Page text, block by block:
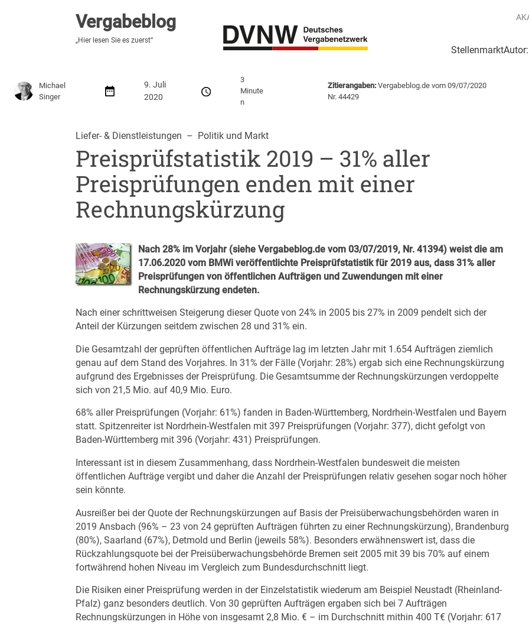
Vergabeblog
„Hier lesen Sie es zuerst“
Stellenmarkt
Vergabeblog
„Fundiert, praxisnah, kontrovers“
Michael
Singer
9. Juli
2020
3
Minute
n
Zitierangaben: Vergabeblog.de vom 09/07/2020
Nr. 44429
Liefer- & Dienstleistungen
  –
Politik und Markt
Preisprüfstatistik 2019 – 31% aller
Preisprüfungen enden mit einer
Rechnungskürzung
Nach 28% im Vorjahr (siehe Vergabeblog.de vom 03/07/2019, Nr. 41394) weist die am
17.06.2020 vom BMWi veröffentlichte Preisprüfstatistik für 2019 aus, dass 31% aller
Preisprüfungen von öffentlichen Aufträgen und Zuwendungen mit einer
Rechnungskürzung endeten.
Nach einer schrittweisen Steigerung dieser Quote von 24% in 2005 bis 27% in 2009 pendelt sich der
Anteil der Kürzungen seitdem zwischen 28 und 31% ein.
Die Gesamtzahl der geprüften öffentlichen Aufträge lag im letzten Jahr mit 1.654 Aufträgen ziemlich
genau auf dem Stand des Vorjahres. In 31% der Fälle (Vorjahr: 28%) ergab sich eine Rechnungskürzung
aufgrund des Ergebnisses der Preisprüfung. Die Gesamtsumme der Rechnungskürzungen verdoppelte
sich von 21,5 Mio. auf 40,9 Mio. Euro.
68% aller Preisprüfungen (Vorjahr: 61%) fanden in Baden-Württemberg, Nordrhein-Westfalen und Bayern
statt. Spitzenreiter ist Nordrhein-Westfalen mit 397 Preisprüfungen (Vorjahr: 377), dicht gefolgt von
Baden-Württemberg mit 396 (Vorjahr: 431) Preisprüfungen.
Interessant ist in diesem Zusammenhang, dass Nordrhein-Westfalen bundesweit die meisten
öffentlichen Aufträge vergibt und daher die Anzahl der Preisprüfungen relativ gesehen sogar noch höher
sein könnte.
Ausreißer bei der Quote der Rechnungskürzungen auf Basis der Preisüberwachungsbehörden waren in
2019 Ansbach (96% – 23 von 24 geprüften Aufträgen führten zu einer Rechnungskürzung), Brandenburg
(80%), Saarland (67%), Detmold und Berlin (jeweils 58%). Besonders erwähnenswert ist, dass die
Rückzahlungsquote bei der Preisüberwachungsbehörde Bremen seit 2005 mit 39 bis 70% auf einem
fortwährend hohen Niveau im Vergleich zum Bundesdurchschnitt liegt.
Die Risiken einer Preisprüfung werden in der Einzelstatistik wiederum am Beispiel Neustadt (Rheinland-
Pfalz) ganz besonders deutlich. Von 30 geprüften Aufträgen ergaben sich bei 7 Aufträgen
Rechnungskürzungen in Höhe von insgesamt 2,8 Mio. € – im Durchschnitt mithin 400 T€ (Vorjahr: 617